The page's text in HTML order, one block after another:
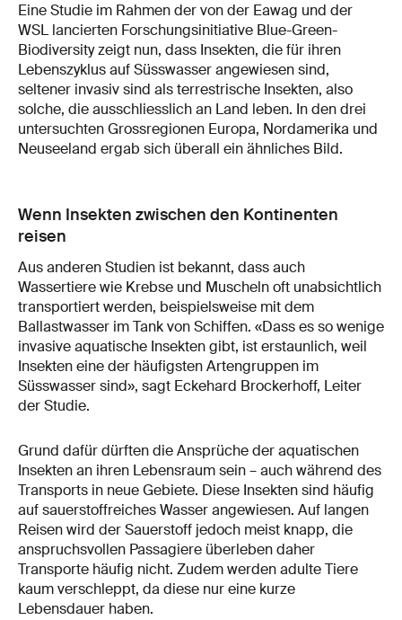
Eine Studie im Rahmen der von der Eawag und der
WSL lancierten Forschungsinitiative Blue-Green-
Biodiversity zeigt nun, dass Insekten, die für ihren
Lebenszyklus auf Süsswasser angewiesen sind,
seltener invasiv sind als terrestrische Insekten, also
solche, die ausschliesslich an Land leben. In den drei
untersuchten Grossregionen Europa, Nordamerika und
Neuseeland ergab sich überall ein ähnliches Bild.
Wenn Insekten zwischen den Kontinenten
reisen
Aus anderen Studien ist bekannt, dass auch
Wassertiere wie Krebse und Muscheln oft unabsichtlich
transportiert werden, beispielsweise mit dem
Ballastwasser im Tank von Schiffen. «Dass es so wenige
invasive aquatische Insekten gibt, ist erstaunlich, weil
Insekten eine der häufigsten Artengruppen im
Süsswasser sind», sagt Eckehard Brockerhoff, Leiter
der Studie.
Grund dafür dürften die Ansprüche der aquatischen
Insekten an ihren Lebensraum sein – auch während des
Transports in neue Gebiete. Diese Insekten sind häufig
auf sauerstoffreiches Wasser angewiesen. Auf langen
Reisen wird der Sauerstoff jedoch meist knapp, die
anspruchsvollen Passagiere überleben daher
Transporte häufig nicht. Zudem werden adulte Tiere
kaum verschleppt, da diese nur eine kurze
Lebensdauer haben.